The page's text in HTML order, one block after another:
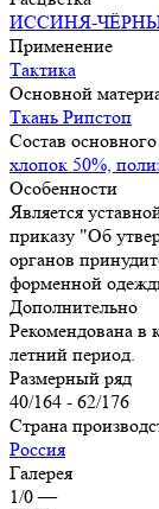
ИССИНЯ-
Применение
Тактика
Основной
Ткань Рипстоп
Состав
хлопок 50%,
Особенности
Является
приказу "Об
органов
форменной
Дополнительно
Рекомендована в
летний период.
Размерный ряд
40/164 - 62/176
Страна
Россия
Галерея
1/0 —